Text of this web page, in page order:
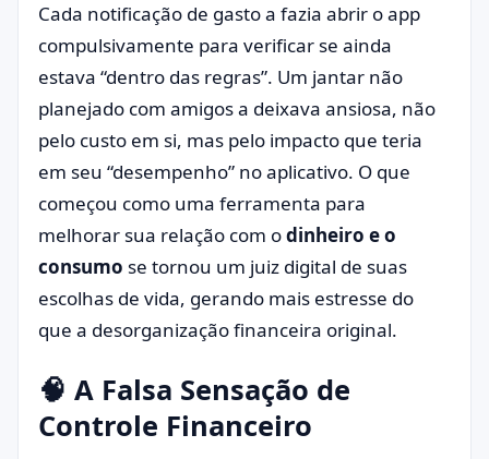
Cada notificação de gasto a fazia abrir o app
compulsivamente para verificar se ainda
estava “dentro das regras”. Um jantar não
planejado com amigos a deixava ansiosa, não
pelo custo em si, mas pelo impacto que teria
em seu “desempenho” no aplicativo. O que
começou como uma ferramenta para
melhorar sua relação com odinheiro e o
consumo se tornou um juiz digital de suas
escolhas de vida, gerando mais estresse do
que a desorganização financeira original.
🧠 A Falsa Sensação de
Controle Financeiro